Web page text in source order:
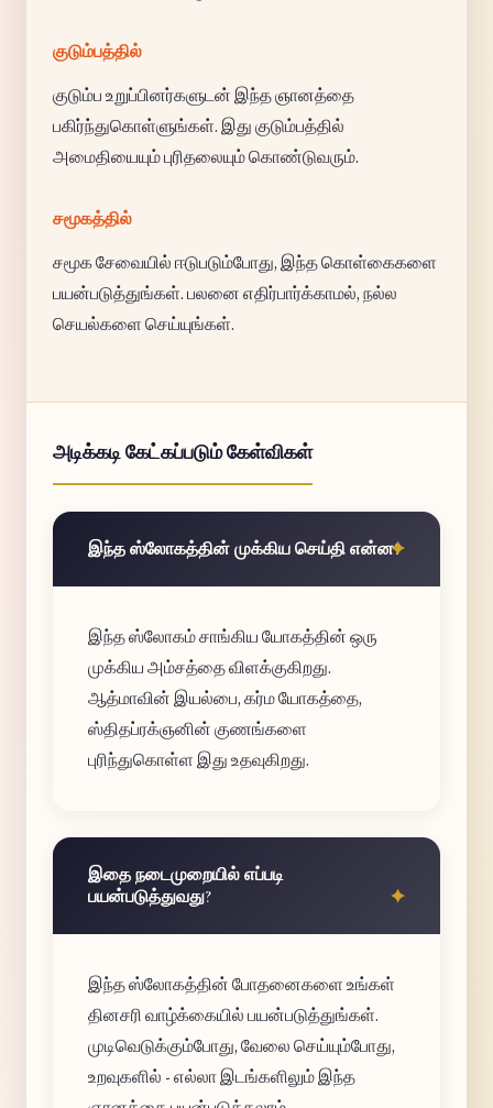
குடும்பத்தில்
குடும்ப உறுப்பினர்களுடன் இந்த ஞானத்தை
பகிர்ந்துகொள்ளுங்கள். இது குடும்பத்தில்
அமைதியையும் புரிதலையும் கொண்டுவரும்.
சமூகத்தில்
சமூக சேவையில் ஈடுபடும்போது, இந்த கொள்கைகளை
பயன்படுத்துங்கள். பலனை எதிர்பார்க்காமல், நல்ல
செயல்களை செய்யுங்கள்.
அடிக்கடி கேட்கப்படும் கேள்விகள்
இந்த ஸ்லோகத்தின் முக்கிய செய்தி என்ன?
இந்த ஸ்லோகம் சாங்கிய யோகத்தின் ஒரு
முக்கிய அம்சத்தை விளக்குகிறது.
ஆத்மாவின் இயல்பை, கர்ம யோகத்தை,
ஸ்திதப்ரக்ஞனின் குணங்களை
புரிந்துகொள்ள இது உதவுகிறது.
இதை நடைமுறையில் எப்படி
பயன்படுத்துவது?
இந்த ஸ்லோகத்தின் போதனைகளை உங்கள்
தினசரி வாழ்க்கையில் பயன்படுத்துங்கள்.
முடிவெடுக்கும்போது, வேலை செய்யும்போது,
உறவுகளில் - எல்லா இடங்களிலும் இந்த